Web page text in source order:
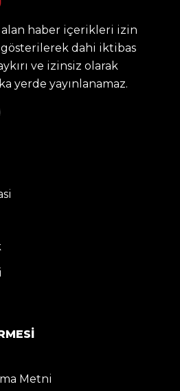
haber içerikleri izin
gösterilerek dahi iktibas
ve izinsiz olarak
yerde yayınlanamaz.
Metni